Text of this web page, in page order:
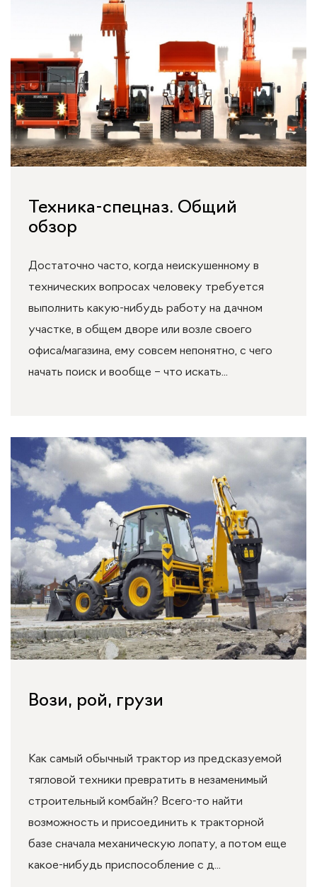
Техника-спецназ. Общий
обзор
Достаточно часто, когда неискушенному в
технических вопросах человеку требуется
выполнить какую-нибудь работу на дачном
участке, в общем дворе или возле своего
офиса/магазина, ему совсем непонятно, с чего
начать поиск и вообще – что искать...
Вози, рой, грузи
Как самый обычный трактор из предсказуемой
тягловой техники превратить в незаменимый
строительный комбайн? Всего-то найти
возможность и присоединить к тракторной
базе сначала механическую лопату, а потом еще
какое-нибудь приспособление с д...